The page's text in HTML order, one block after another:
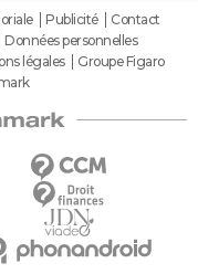
Publicité
Contact
Données personnelles
légales
Groupe Figaro